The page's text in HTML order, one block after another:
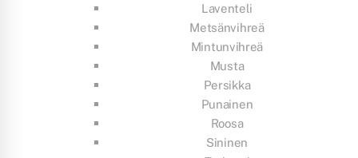
Laventeli
Metsänvihreä
Mintunvihreä
Musta
Persikka
Punainen
Roosa
Sininen